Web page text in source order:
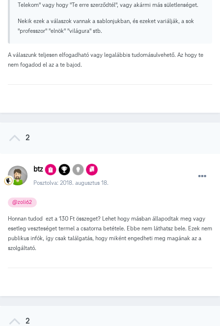
Telekom" vagy hogy "Te erre szerződtél", vagy akármi más sületlenséget.
Nekik ezek a válaszok vannak a sablonjukban, és ezeket variálják, a sok
"professzor" "elnök" "világura" stb.
A válaszunk teljesen elfogadható vagy legalábbis tudomásulvehető. Az hogy te
nem fogadod el az a te bajod.
2
btz
Posztolva: 2018. augusztus 18.
@zoli62
Honnan tudod ezt a 130 Ft összeget? Lehet hogy másban állapodtak meg vagy
esetleg veszteséget termel a csatorna betétele. Ebbe nem láthatsz bele. Ezek nem
publikus infók, így csak találgatás, hogy miként engedheti meg magának az a
szolgáltató.
2